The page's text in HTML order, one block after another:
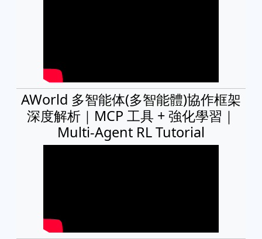
AWorld 多智能体(多智能體)協作框架
深度解析｜MCP 工具 + 強化學習｜
Multi-Agent RL Tutorial